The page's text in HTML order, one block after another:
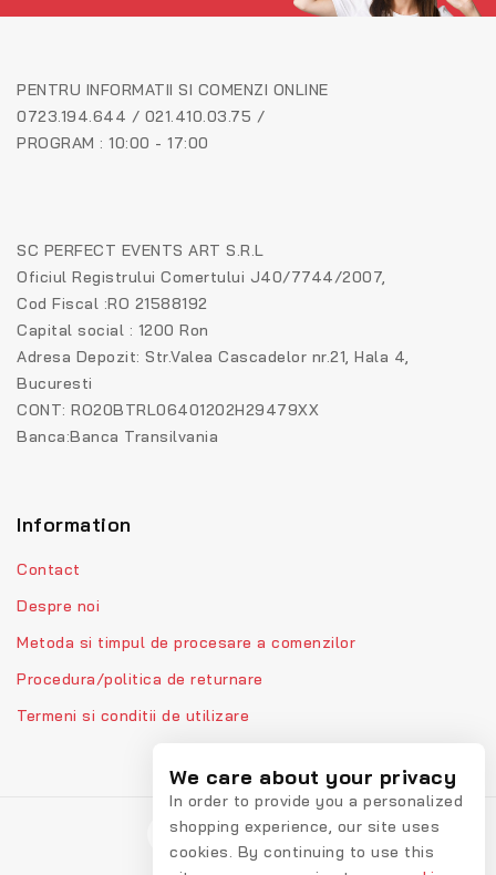
PENTRU INFORMATII SI COMENZI ONLINE
0723.194.644 / 021.410.03.75 /
PROGRAM : 10:00 - 17:00
SC PERFECT EVENTS ART S.R.L
Oficiul Registrului Comertului J40/7744/2007,
Cod Fiscal :RO 21588192
Capital social : 1200 Ron
Adresa Depozit: Str.Valea Cascadelor nr.21, Hala 4,
Bucuresti
CONT: RO20BTRL06401202H29479XX
Banca:Banca Transilvania
Information
Contact
Despre noi
Metoda si timpul de procesare a comenzilor
Procedura/politica de returnare
Termeni si conditii de utilizare
We care about your privacy
In order to provide you a personalized
shopping experience, our site uses
cookies. By continuing to use this